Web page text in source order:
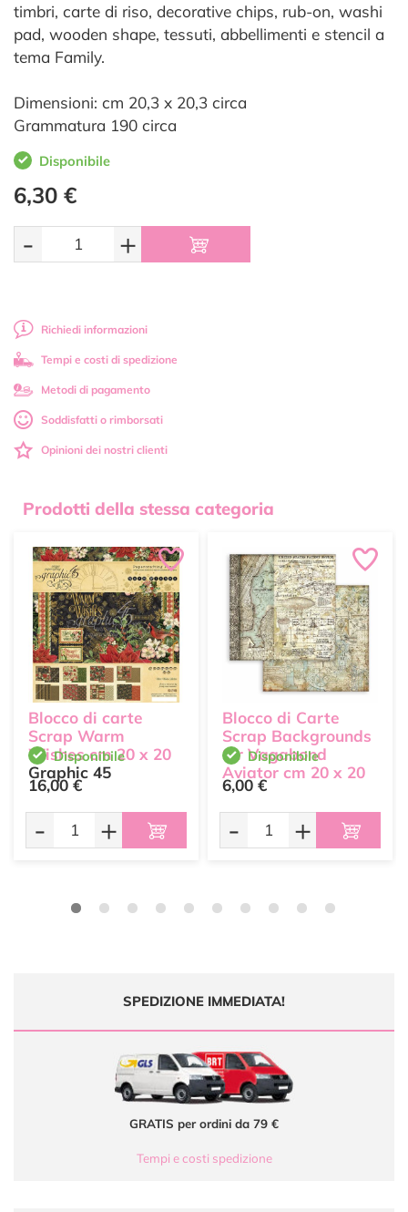
timbri, carte di riso, decorative chips, rub-on, washi
pad, wooden shape, tessuti, abbellimenti e stencil a
tema Family.
Dimensioni: cm 20,3 x 20,3 circa
Grammatura 190 circa
Disponibile
6,30 €
- +
Richiedi informazioni
Tempi e costi di spedizione
Metodi di pagamento
Soddisfatti o rimborsati
Opinioni dei nostri clienti
Prodotti della stessa categoria
Blocco di carte
Scrap Warm
Wishes cm 20 x 20
Graphic 45
Disponibile
16,00 €
- +
Blocco di Carte
Scrap Backgrounds
Sir Vagabond
Aviator cm 20 x 20
Stamperia
Disponibile
6,00 €
- +
SPEDIZIONE IMMEDIATA!
GRATIS per ordini da 79 €
Tempi e costi spedizione